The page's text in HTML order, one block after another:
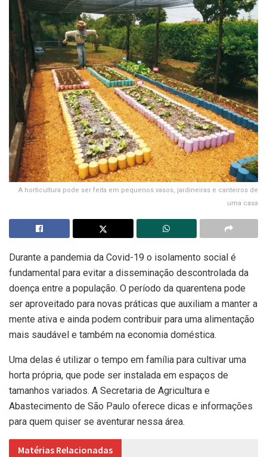
A horticultura pode ser feita em pequenos vasos, jardineiras e canteiros de
uma casa
Durante a pandemia da Covid-19 o isolamento social é
fundamental para evitar a disseminação descontrolada da
doença entre a população. O período da quarentena pode
ser aproveitado para novas práticas que auxiliam a manter a
mente ativa e ainda podem contribuir para uma alimentação
mais saudável e também na economia doméstica.
Uma delas é utilizar o tempo em família para cultivar uma
horta própria, que pode ser instalada em espaços de
tamanhos variados. A Secretaria de Agricultura e
Abastecimento de São Paulo oferece dicas e informações
para quem quiser se aventurar nessa área.
Matérias Relacionadas